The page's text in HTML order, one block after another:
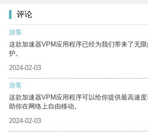
评论
游客
这款加速器VPM应用程序已经为我们带来了无
护。
2024-02-03
游客
这款加速器VPM应用程序可以给你提供最高速
助你在网络上自由移动。
2024-02-03